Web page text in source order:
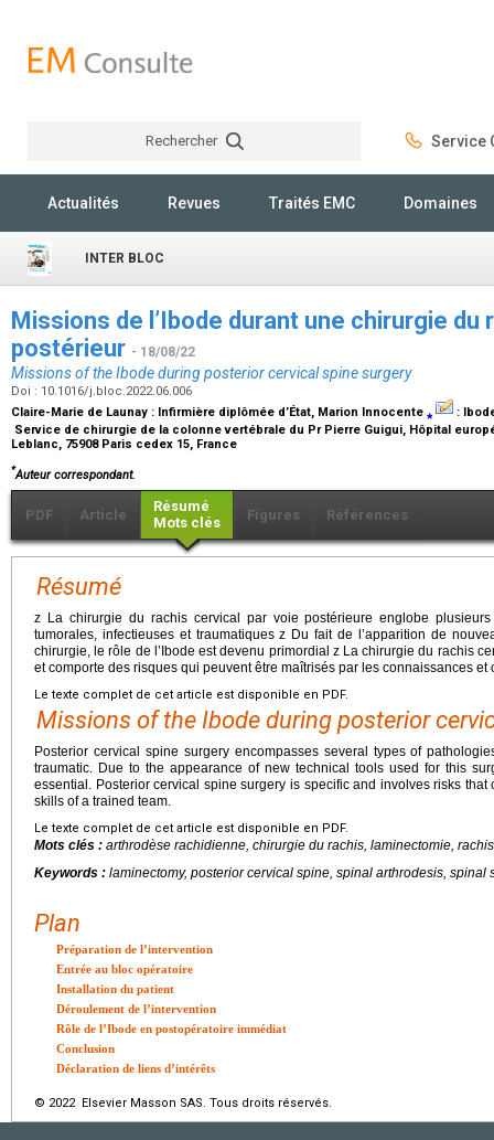
Rechercher Service
Actualités Revues Traités EMC Domaines
INTER BLOC
Missions de l’Ibode durant une chirurgie du
postérieur - 18/08/22
Missions of the Ibode during posterior cervical spine surgery
Doi : 10.1016/j.bloc.2022.06.006
Claire-Marie de Launay : Infirmière diplômée d’État, Marion Innocente ⁎ :
Service de chirurgie de la colonne vertébrale du Pr Pierre Guigui, Hôpital
Leblanc, 75908 Paris cedex 15, France
*Auteur correspondant.
PDF Article
Résumé
Mots clés
Figures Références
Résumé
z La chirurgie du rachis cervical par voie postérieure englobe
tumorales, infectieuses et traumatiques z Du fait de l’apparition de
chirurgie, le rôle de l’Ibode est devenu primordial z La chirurgie du rachis
et comporte des risques qui peuvent être maîtrisés par les connaissances et
Le texte complet de cet article est disponible en PDF.
Missions of the Ibode during posterior
Posterior cervical spine surgery encompasses several types of
traumatic. Due to the appearance of new technical tools used for this
essential. Posterior cervical spine surgery is specific and involves risks
skills of a trained team.
Le texte complet de cet article est disponible en PDF.
Mots clés : arthrodèse rachidienne, chirurgie du rachis, laminectomie,
Keywords : laminectomy, posterior cervical spine, spinal arthrodesis, spinal
Plan
Préparation de l’intervention
Entrée au bloc opératoire
Installation du patient
Déroulement de l’intervention
Rôle de l’Ibode en postopératoire immédiat
Conclusion
Déclaration de liens d’intérêts
© 2022 Elsevier Masson SAS. Tous droits réservés.